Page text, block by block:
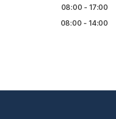
08:00 - 17:00
08:00 - 14:00